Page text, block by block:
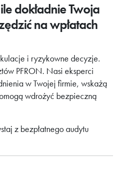
dokładnie Twoja
na wpłatach
i ryzykowne decyzje.
PFRON. Nasi eksperci
w Twojej firmie, wskażą
wdrożyć bezpieczną
z bezpłatnego audytu